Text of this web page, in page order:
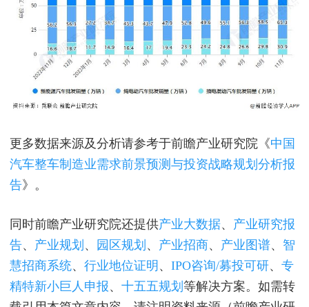
更多数据来源及分析请参考于前瞻产业研究院《中国
汽车整车制造业需求前景预测与投资战略规划分析报
告》。
同时前瞻产业研究院还提供产业大数据、 产业研究报
告、 产业规划 、 园区规划 、 产业招商、 产业图谱、 智
慧招商系统、 行业地位证明 、 IPO咨询/募投可研、 专
精特新小巨人申报、 十五五规划 等解决方案。如需转